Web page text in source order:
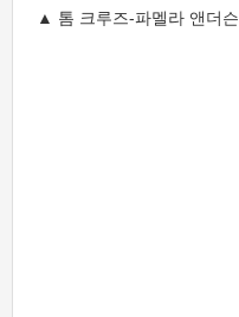
▲ 톰 크루즈-파멜라 앤더슨